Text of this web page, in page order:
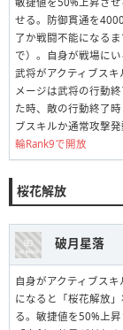
せる。防御貫通を
了か戦闘不能になる
で）。自身が戦場に
武将がアクティブス
メージは武将の行動
た時、敵の行動終了
ブスキルか通常攻撃
輪Rank9で開放
桜花解放
破月星落
自身がアクティブス
になると「桜花解放
る。敏捷値を50%上